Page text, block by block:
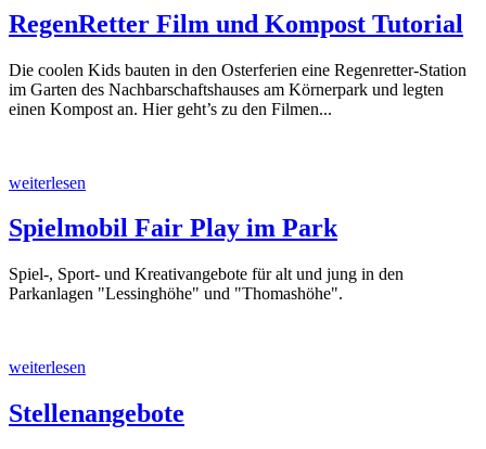
RegenRetter Film und Kompost Tutorial
Die coolen Kids bauten in den Osterferien eine Regenretter-Station
im Garten des Nachbarschaftshauses am Körnerpark und legten
einen Kompost an. Hier geht’s zu den Filmen...
weiterlesen
Spielmobil Fair Play im Park
Spiel-, Sport- und Kreativangebote für alt und jung in den
Parkanlagen "Lessinghöhe" und "Thomashöhe".
weiterlesen
Stellenangebote